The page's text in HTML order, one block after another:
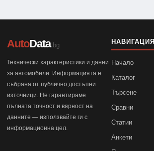
AutoData.bg
Технически характеристики и данни
за автомобили. Информацията е
събрана от публично достъпни
източници. Не гарантираме
пълната точност и вярност на
данните — използвайте ги с
информационна цел.
НАВИГАЦИЯ
Начало
Каталог
Търсене
Сравни
Статии
Анкети